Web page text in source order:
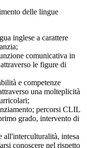
delle lingue
inglese a carattere
comunicativa in
le figure di
e competenze
una molteplicità
percorsi CLIL
grado, intervento di
all'interculturalità, intesa
conoscere nel rispetto